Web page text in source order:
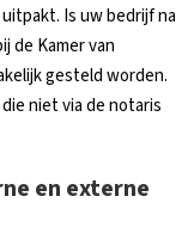
Is uw bedrijf na
de Kamer van
gesteld worden.
niet via de notaris
en externe